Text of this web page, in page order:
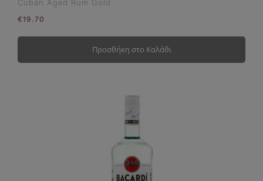
Cuban Aged Rum Gold
€19.70
Προσθήκη στο Καλάθι